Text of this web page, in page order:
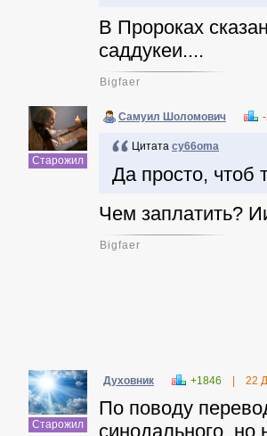
В Пророках
саддукеи....
Bigfaer
Старожил
Самуил Шоломович
Цитата cy66oma
Да просто, чтоб
Чем заплатить?
Bigfaer
Старожил
Духовник +1846 22
По поводу
синодального, но